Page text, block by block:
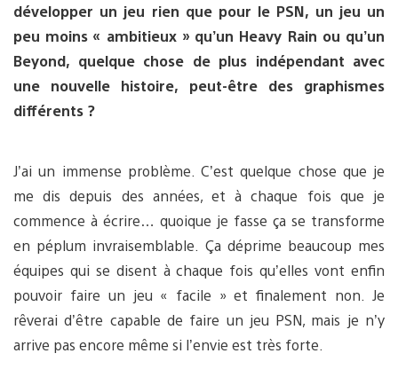
développer un jeu rien que pour le PSN, un jeu un
peu moins « ambitieux » qu’un Heavy Rain ou qu’un
Beyond, quelque chose de plus indépendant avec
une nouvelle histoire, peut-être des graphismes
différents ?
J’ai un immense problème. C’est quelque chose que je
me dis depuis des années, et à chaque fois que je
commence à écrire… quoique je fasse ça se transforme
en péplum invraisemblable. Ça déprime beaucoup mes
équipes qui se disent à chaque fois qu’elles vont enfin
pouvoir faire un jeu « facile » et finalement non. Je
rêverai d’être capable de faire un jeu PSN, mais je n’y
arrive pas encore même si l’envie est très forte.